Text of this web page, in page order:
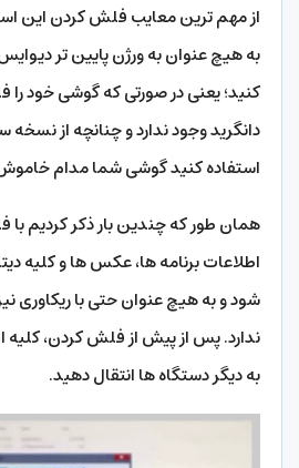
از مهم ترین معایب فلش کردن این
به هیچ عنوان به ورژن پایین تر
کنید؛ یعنی در صورتی که گوشی خود
دانگرید وجود ندارد و چنانچه از
استفاده کنید گوشی شما مدام
همان طور که چندین بار ذکر کردیم
اطلاعات برنامه ها، عکس ها و کلیه
شود و به هیچ عنوان حتی با ریکاوری
ندارد. پس از پیش از فلش کردن، کلیه
به دیگر دستگاه ها انتقال دهید.